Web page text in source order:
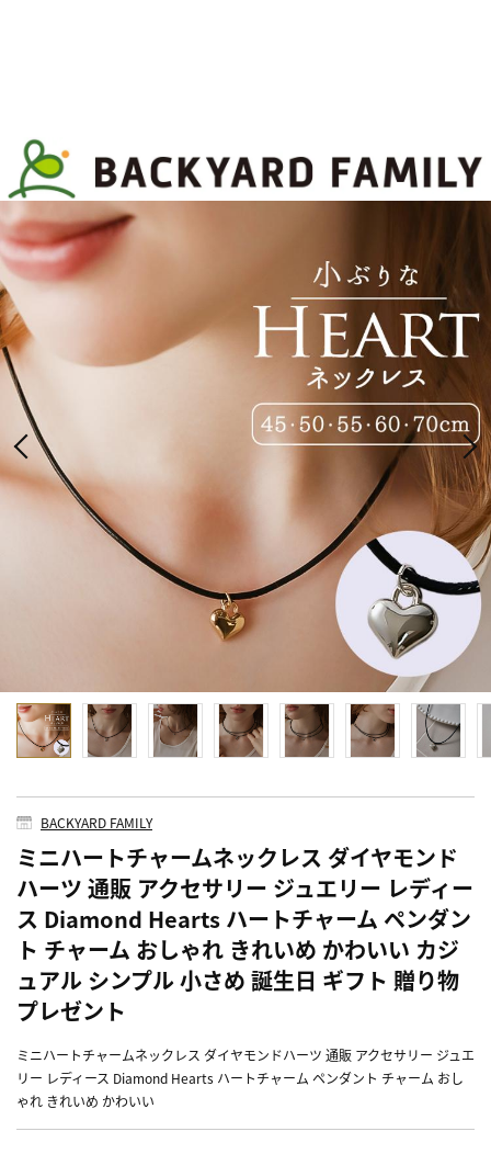
BACKYARD FAMILY
ミニハートチャームネックレス ダイヤモンド
ハーツ 通販 アクセサリー ジュエリー レディー
ス Diamond Hearts ハートチャーム ペンダン
ト チャーム おしゃれ きれいめ かわいい カジ
ュアル シンプル 小さめ 誕生日 ギフト 贈り物
プレゼント
ミニハートチャームネックレス ダイヤモンドハーツ 通販 アクセサリー ジュエ
リー レディース Diamond Hearts ハートチャーム ペンダント チャーム おし
ゃれ きれいめ かわいい